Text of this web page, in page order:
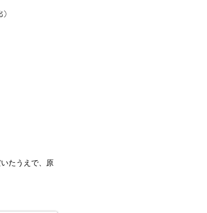
）
たうえで、
原